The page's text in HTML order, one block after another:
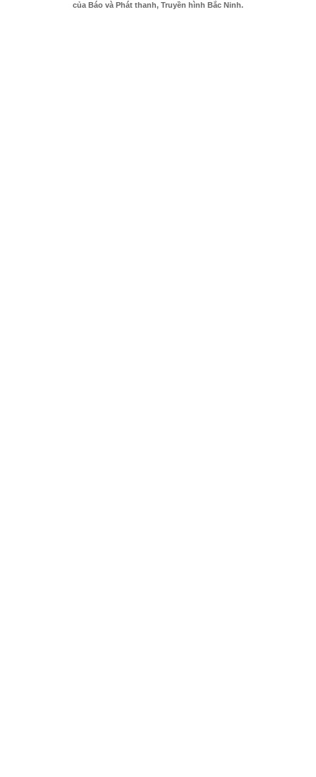
của Báo và Phát thanh, Truyền hình Bắc Ninh.